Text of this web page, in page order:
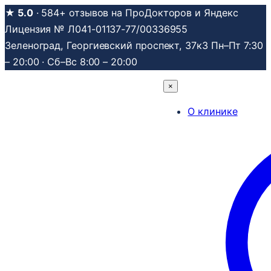
Перейти
к
содержимому
★ 5.0· 584+ отзывов на ПроДокторов и Яндекс
Лицензия № Л041-01137-77/00336955
Зеленоград, Георгиевский проспект, 37к3 Пн–Пт 7:30
– 20:00 · Сб–Вс 8:00 – 20:00
×
О клинике